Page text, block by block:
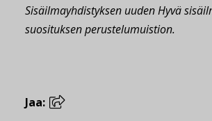
Sisäilmayhdistyksen uuden Hyvä
suosituksen perustelumuistion.
Jaa: